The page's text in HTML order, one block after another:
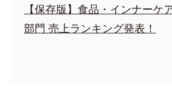
【保存版】食品・インナーケ
部門 売上ランキング発表！